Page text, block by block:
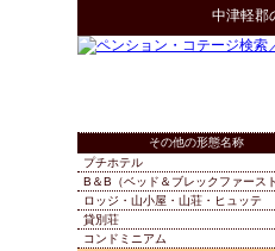
中津軽郡
その他の形態名称
プチホテル
B＆B（ベッド＆ブレックファースト
ロッジ・山小屋・山荘・ヒュッテ
貸別荘
コンドミニアム